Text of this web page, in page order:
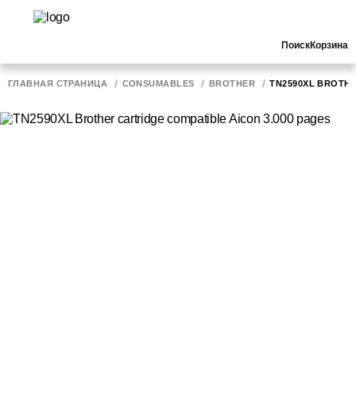
ПоискКорзина
ГЛАВНАЯ СТРАНИЦА CONSUMABLES BROTHER TN2590XL